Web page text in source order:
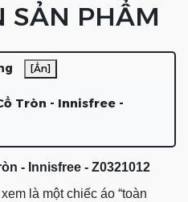
SẢN PHẨM
[Ẩn]
Tròn - Innisfree -
- Innisfree - Z0321012
là một chiếc áo “toàn